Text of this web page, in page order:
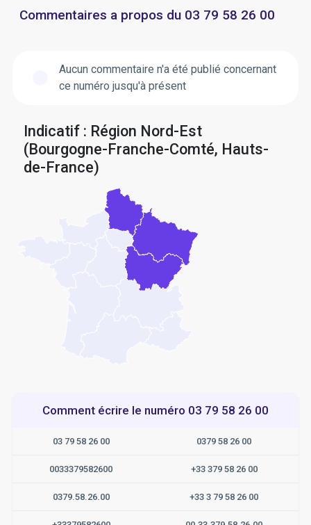
Commentaires a propos du 03 79 58 26 00
Aucun commentaire n'a été publié concernant
ce numéro jusqu'à présent
Indicatif : Région Nord-Est
(Bourgogne-Franche-Comté, Hauts-
de-France)
Comment écrire le numéro 03 79 58 26 00
03 79 58 26 00 0379 58 26 00
0033379582600 +33 379 58 26 00
0379.58.26.00 +33 3 79 58 26 00